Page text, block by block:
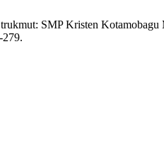
SMP Kristen Kotamobagu